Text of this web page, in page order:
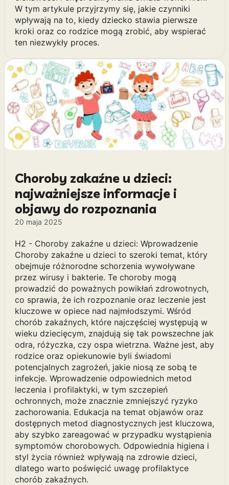
W tym artykule przyjrzymy się, jakie czynniki
wpływają na to, kiedy dziecko stawia pierwsze
kroki oraz co rodzice mogą zrobić, aby wspierać
ten niezwykły proces.
Choroby zakaźne u dzieci:
najważniejsze informacje i
objawy do rozpoznania
20 maja 2025
H2 - Choroby zakaźne u dzieci: Wprowadzenie
Choroby zakaźne u dzieci to szeroki temat, który
obejmuje różnorodne schorzenia wywoływane
przez wirusy i bakterie. Te choroby mogą
prowadzić do poważnych powikłań zdrowotnych,
co sprawia, że ich rozpoznanie oraz leczenie jest
kluczowe w opiece nad najmłodszymi. Wśród
chorób zakaźnych, które najczęściej występują w
wieku dziecięcym, znajdują się tak powszechne jak
odra, różyczka, czy ospa wietrzna. Ważne jest, aby
rodzice oraz opiekunowie byli świadomi
potencjalnych zagrożeń, jakie niosą ze sobą te
infekcje. Wprowadzenie odpowiednich metod
leczenia i profilaktyki, w tym szczepień
ochronnych, może znacznie zmniejszyć ryzyko
zachorowania. Edukacja na temat objawów oraz
dostępnych metod diagnostycznych jest kluczowa,
aby szybko zareagować w przypadku wystąpienia
symptomów chorobowych. Odpowiednia higiena i
styl życia również wpływają na zdrowie dzieci,
dlatego warto poświęcić uwagę profilaktyce
chorób zakaźnych.